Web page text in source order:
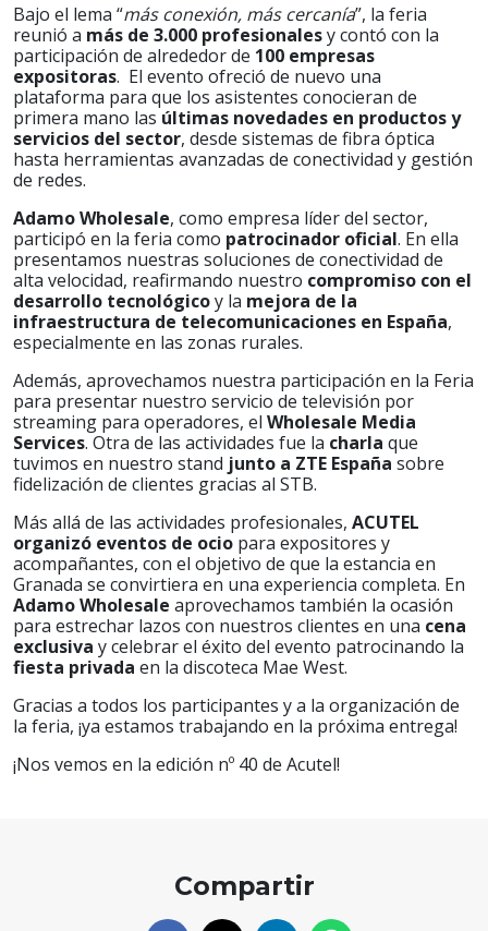
Bajo el lema “más conexión, más cercanía”, la feria
reunió a más de 3.000 profesionalesy contó con la
participación de alrededor de 100 empresas
expositoras. El evento ofreció de nuevo una
plataforma para que los asistentes conocieran de
primera mano las últimas novedades en productos y
servicios del sector, desde sistemas de fibra óptica
hasta herramientas avanzadas de conectividad y gestión
de redes.
Adamo Wholesale, como empresa líder del sector,
participó en la feria como patrocinador oficial. En ella
presentamos nuestras soluciones de conectividad de
alta velocidad, reafirmando nuestro compromiso con el
desarrollo tecnológicoy la mejora de la
infraestructura de telecomunicaciones en España,
especialmente en las zonas rurales.
Además, aprovechamos nuestra participación en la Feria
para presentar nuestro servicio de televisión por
streaming para operadores, el Wholesale Media
Services. Otra de las actividades fue la charla que
tuvimos en nuestro stand junto a ZTE España sobre
fidelización de clientes gracias al STB.
Más allá de las actividades profesionales, ACUTEL
organizó eventos de ocio para expositores y
acompañantes, con el objetivo de que la estancia en
Granada se convirtiera en una experiencia completa. En
AdamoWholesale aprovechamos también la ocasión
para estrechar lazos con nuestros clientes en una cena
exclusiva y celebrar el éxito del evento patrocinando la
fiesta privada en la discoteca Mae West.
Gracias a todos los participantes y a la organización de
la feria, ¡ya estamos trabajando en la próxima entrega!
¡Nos vemos en la edición nº 40 de Acutel!
Compartir